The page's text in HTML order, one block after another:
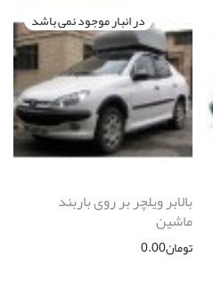
بالابر ویلچر بر روی باربند
ماشین
تومان0.00